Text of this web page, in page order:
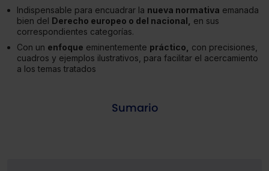
Indispensable para encuadrar la nueva normativa emanada
bien del Derecho europeo o del nacional,
en sus
correspondientes categorías.
Con un enfoque eminentemente práctico,
con precisiones,
cuadros y ejemplos ilustrativos, para facilitar el acercamiento
a los temas tratados
Sumario